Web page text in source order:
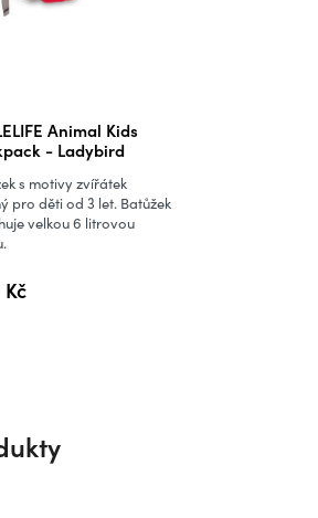
Animal Kids
- Ladybird
s motivy zvířátek
pro děti od 3 let. Batůžek
velkou 6 litrovou